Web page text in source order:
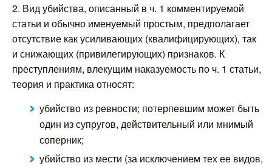
2. Вид убийства, описанный в ч. 1 комментируемой
статьи и обычно именуемый простым, предполагает
отсутствие как усиливающих (квалифицирующих), так
и снижающих (привилегирующих) признаков. К
преступлениям, влекущим наказуемость по ч. 1 статьи,
теория и практика относят:
убийство из ревности; потерпевшим может быть
один из супругов, действительный или мнимый
соперник;
убийство из мести (за исключением тех ее видов,